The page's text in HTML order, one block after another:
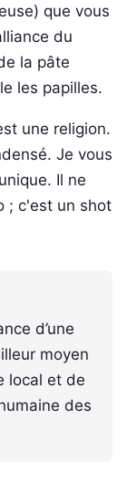
que vous
du
la pâte
les papilles.
une religion.
Je vous
Il ne
; c'est un shot
d’une
moyen
local et de
des